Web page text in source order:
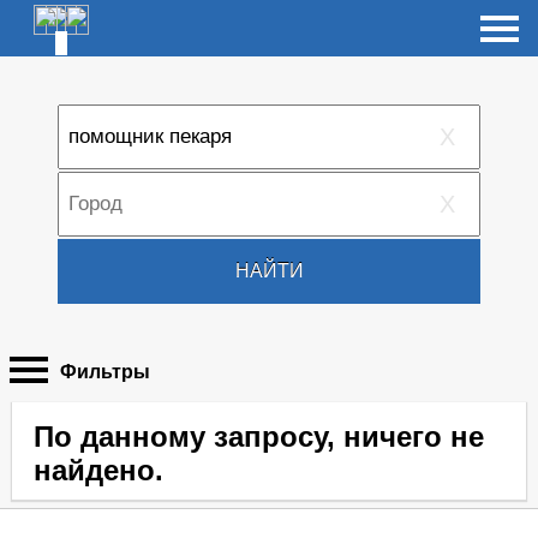
X
X
НАЙТИ
Фильтры
По данному запросу, ничего не
найдено.